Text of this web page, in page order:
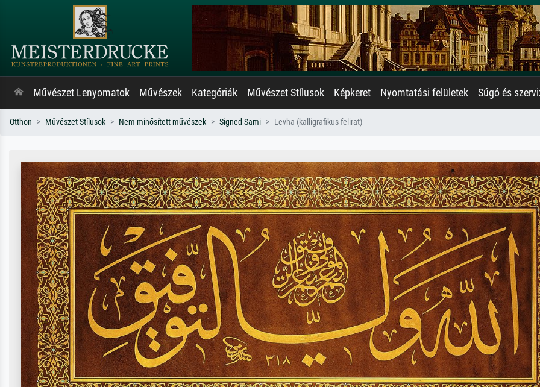
Művészet Lenyomatok Művészek Kategóriák Művészet Stílusok Képkeret Nyomtatási felületek Súgó és
Otthon Művészet Stílusok Nem minősített művészek Signed Sami Levha (kalligrafikus felirat)